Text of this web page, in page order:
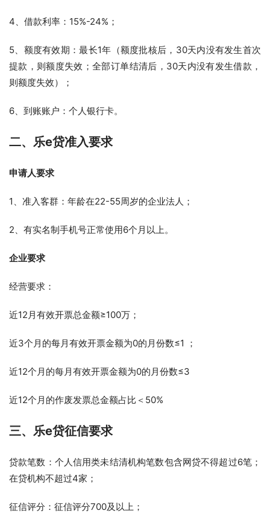
4、借款利率：15%-24%；
5、额度有效期：最长1年（额度批核后，30天内没有发生首次
提款，则额度失效；全部订单结清后，30天内没有发生借款，
则额度失效）；
6、到账账户：个人银行卡。
二、乐e贷准入要求
申请人要求
1、准入客群：年龄在22-55周岁的企业法人；
2、有实名制手机号正常使用6个月以上。
企业要求
经营要求：
近12月有效开票总金额≥100万；
近3个月的每月有效开票金额为0的月份数≤1 ；
近12个月的每月有效开票金额为0的月份数≤3
近12个月的作废发票总金额占比＜50%
三、乐e贷征信要求
贷款笔数：个人信用类未结清机构笔数包含网贷不得超过6笔；
在贷机构不超过4家；
征信评分：征信评分700及以上；